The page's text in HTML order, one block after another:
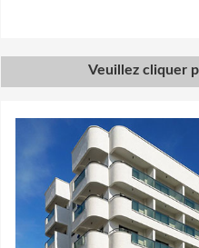
Veuillez cliquer